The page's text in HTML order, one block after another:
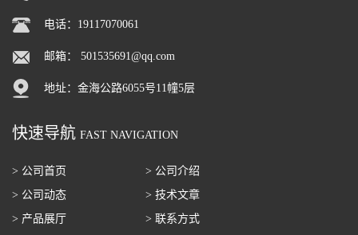
电话：19117070061
邮箱： 501535691@qq.com
地址：金海公路6055号11幢5层
快速导航 FAST NAVIGATION
> 公司首页
> 公司介绍
> 公司动态
> 技术文章
> 产品展厅
> 联系方式